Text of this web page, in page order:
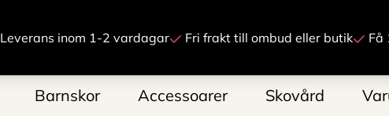
Leverans inom 1-2 vardagar
Fri frakt till ombud eller butik Få
Barnskor Accessoarer Skovård